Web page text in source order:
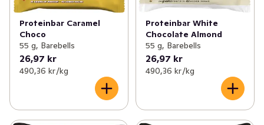
✓ Mage (15)
✓ Sex och lust
✓ Händer och fötter
✓ Hårvård (169)
✓ Viktkontroll (8)
✓ Energitillskott
✓ Hälsokost och dryck
Proteinbar Caramel
Choco
55 g, Barebells
26,97 kr
490,36 kr /kg
Proteinbar White
Chocolate Almond
55 g, Barebells
26,97 kr
490,36 kr /kg